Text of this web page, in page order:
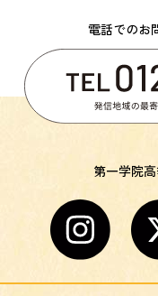
電話でのお
第一学院